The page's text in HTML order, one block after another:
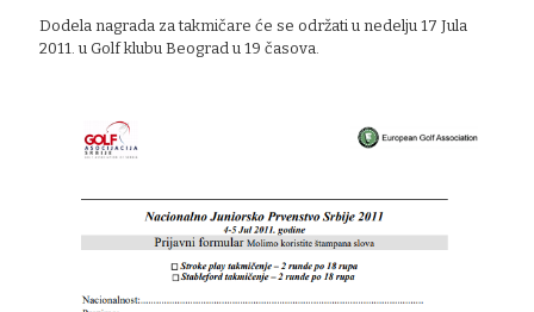
Dodela nagrada za takmičare će se održati u nedelju 17 Jula
2011. u Golf klubu Beograd u 19 časova.